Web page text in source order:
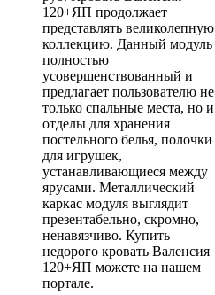
120+ЯП продолжает
представлять великолепную
коллекцию. Данный модуль
полностью
усовершенствованный и
предлагает пользователю не
только спальные места, но и
отделы для хранения
постельного белья, полочки
для игрушек,
устанавливающиеся между
ярусами. Металлический
каркас модуля выглядит
презентабельно, скромно,
ненавязчиво. Купить
недорого кровать Валенсия
120+ЯП можете на нашем
портале.